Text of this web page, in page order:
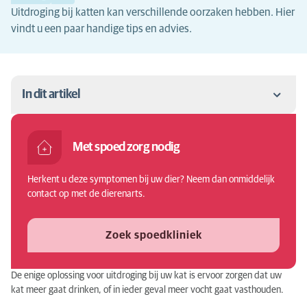
Uitdroging bij katten kan verschillende oorzaken hebben. Hier
vindt u een paar handige tips en advies.
In dit artikel
Hoeveel water drinkt een kat?
Met spoed zorg nodig
Herkent u deze symptomen bij uw dier? Neem dan onmiddelijk
contact op met de dierenarts.
Zoek spoedkliniek
De enige oplossing voor uitdroging bij uw kat is ervoor zorgen dat uw
kat meer gaat drinken, of in ieder geval meer vocht gaat vasthouden.